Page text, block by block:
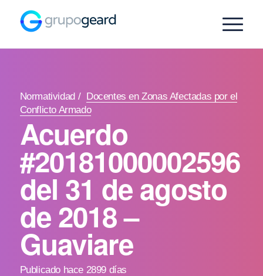
Normatividad / Docentes en Zonas Afectadas por el
Conflicto Armado
Acuerdo
#20181000002596
del 31 de agosto
de 2018 –
Guaviare
Publicado hace 2899 días